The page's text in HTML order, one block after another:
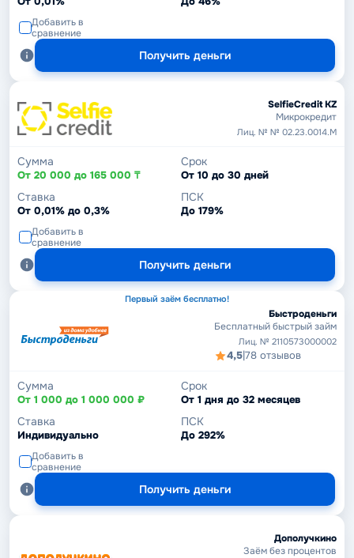
Добавить в
сравнение
Получить деньги
SelfieCredit KZ
Микрокредит
Лиц. № № 02.23.0014.М
Сумма
От 20 000 до 165 000 ₸
Срок
От 10 до 30 дней
Ставка
От 0,01% до 0,3%
ПСК
До 179%
Добавить в
сравнение
Получить деньги
Первый заём бесплатно!
Быстроденьги
Бесплатный быстрый займ
Лиц. № 2110573000002
4,5|78 отзывов
Сумма
От 1 000 до 1 000 000 ₽
Срок
От 1 дня до 32 месяцев
Ставка
Индивидуально
ПСК
До 292%
Добавить в
сравнение
Получить деньги
Дополучкино
Заём без процентов